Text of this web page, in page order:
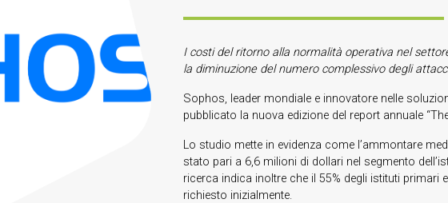
I costi del ritorno alla normalità operativa nel
la diminuzione del numero complessivo degli
Sophos, leader mondiale e innovatore nelle
pubblicato la nuova edizione del report annuale
Lo studio mette in evidenza come l’ammontare
stato pari a 6,6 milioni di dollari nel segmento
ricerca indica inoltre che il 55% degli istituti
richiesto inizialmente.